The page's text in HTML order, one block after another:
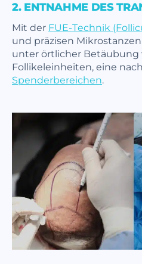
2. ENTNAHME DES
Mit der FUE-Technik
und präzisen
unter örtlicher Betäubung
Follikeleinheiten, eine
Spenderbereichen.